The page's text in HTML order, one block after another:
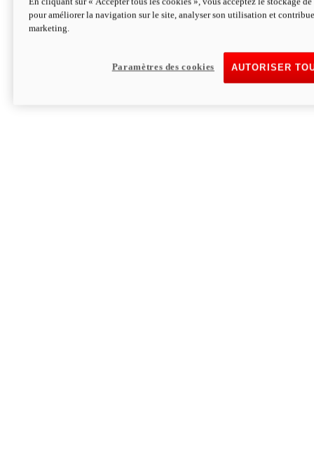
Hypermotard V2 SP 100
Découvrez-le
pour améliorer la navigation sur le site, analyser son utilisation et
marketing.
AUTORISER
Paramètres des cookies